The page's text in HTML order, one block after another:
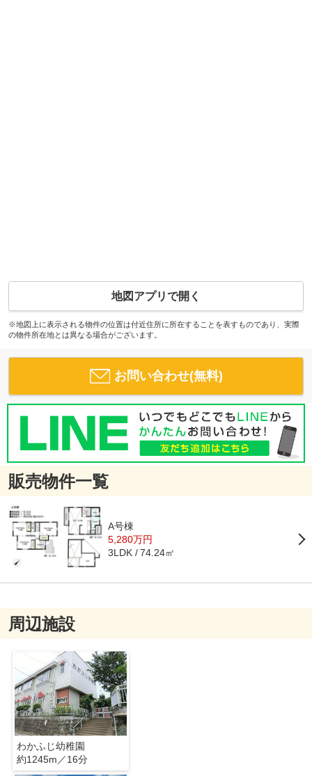
地図アプリで開く
※地図上に表示される物件の位置は付近住所に所在することを表すものであり、実際
の物件所在地とは異なる場合がございます。
お問い合わせ(無料)
販売物件一覧
A号棟
5,280万円
3LDK 74.24㎡
周辺施設
わかふじ幼稚園
約1245m／16分